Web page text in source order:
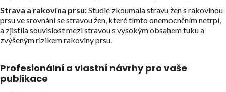
Strava a rakovina prsu:Studie zkoumala stravu žen s rakovinou
prsu ve srovnání se stravou žen, které tímto onemocněním netrpí,
a zjistila souvislost mezi stravou s vysokým obsahem tuku a
zvýšeným rizikem rakoviny prsu.
Profesionální a vlastní návrhy pro vaše
publikace